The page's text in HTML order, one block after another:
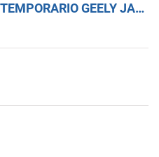
ENTREGADOR TÉCNICO - TEMPORARIO GEELY JARDIM EUROPA